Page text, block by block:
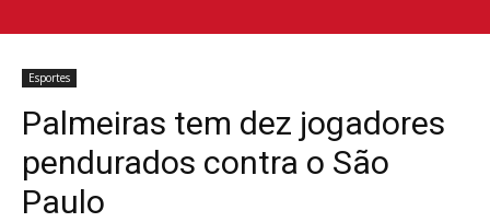
Esportes
Palmeiras tem dez jogadores
pendurados contra o São
Paulo